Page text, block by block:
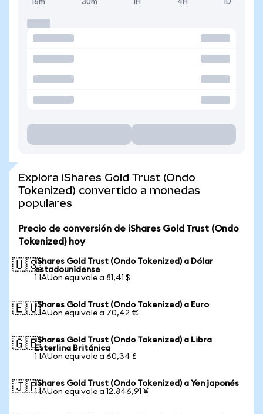
15m 30m 1H 4H 1D
Explora iShares Gold Trust (Ondo
Tokenized) convertido a monedas
populares
Precio de conversión de iShares Gold Trust (Ondo
Tokenized) hoy
🇺🇸iShares Gold Trust (Ondo Tokenized) a Dólar
estadounidense
1 IAUon equivale a 81,41 $
🇪🇺iShares Gold Trust (Ondo Tokenized) a Euro
1 IAUon equivale a 70,42 €
🇬🇧iShares Gold Trust (Ondo Tokenized) a Libra
Esterlina Británica
1 IAUon equivale a 60,34 £
🇯🇵iShares Gold Trust (Ondo Tokenized) a Yen japonés
1 IAUon equivale a 12.846,91 ¥